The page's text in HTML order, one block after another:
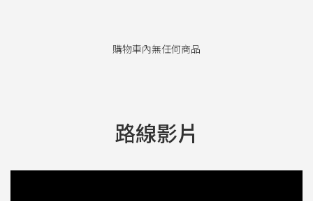
購物車內無任何商品
路線影片